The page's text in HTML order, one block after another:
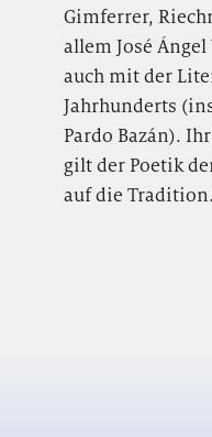
Gimferrer,
allem José
auch mit der
Jahrhunderts
Pardo Bazán).
gilt der Poetik
auf die Tradition.